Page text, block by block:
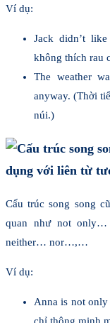
Ví dụ:
Jack didn’t
không thích rau
The weather
anyway. (Thời
núi.)
dụng với liên từ
Cấu trúc song song
quan như not
neither… nor…,…
Ví dụ:
Anna is not
chỉ thông minh